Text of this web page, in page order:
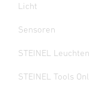
Licht
Sensoren
STEINEL
STEINEL Tools